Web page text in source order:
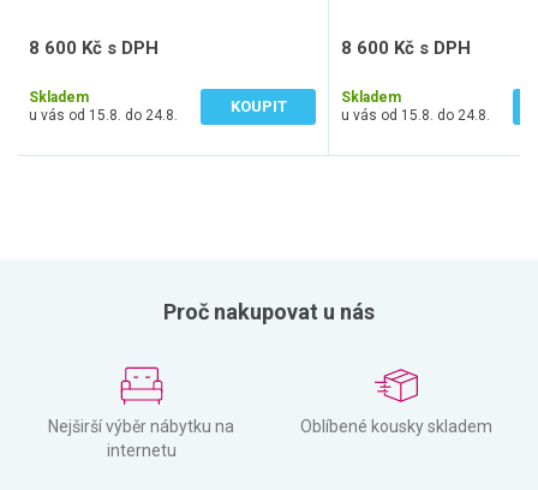
8 600 Kč s DPH
Skladem
u vás od 15.8. do 24.8.
KOUPIT
8 600 Kč s DPH
Skladem
u vás od 15.8. do 24.8.
Proč nakupovat u nás
Nejširší výběr nábytku na
internetu
Oblíbené kousky skladem